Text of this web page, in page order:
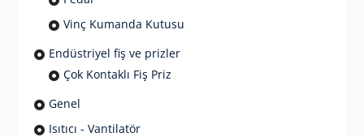
Vinç Kumanda Kutusu
Endüstriyel fiş ve prizler
Çok Kontaklı Fiş Priz
Genel
Isıtıcı - Vantilatör